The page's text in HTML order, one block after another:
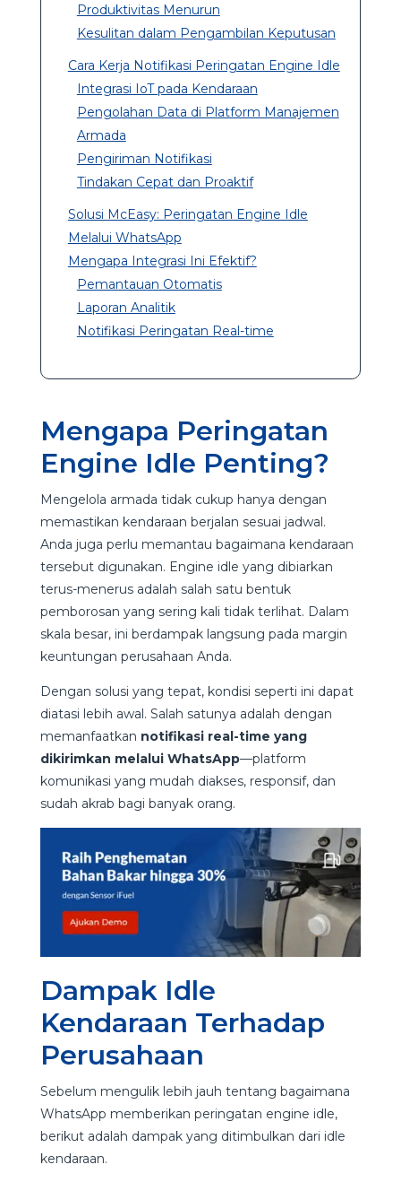
Produktivitas Menurun
Kesulitan dalam Pengambilan Keputusan
Cara Kerja Notifikasi Peringatan Engine Idle
Integrasi IoT pada Kendaraan
Pengolahan Data di Platform Manajemen
Armada
Pengiriman Notifikasi
Tindakan Cepat dan Proaktif
Solusi McEasy: Peringatan Engine Idle
Melalui WhatsApp
Mengapa Integrasi Ini Efektif?
Pemantauan Otomatis
Laporan Analitik
Notifikasi Peringatan Real-time
Mengapa Peringatan
Engine Idle Penting?
Mengelola armada tidak cukup hanya dengan
memastikan kendaraan berjalan sesuai jadwal.
Anda juga perlu memantau bagaimana kendaraan
tersebut digunakan. Engine idle yang dibiarkan
terus-menerus adalah salah satu bentuk
pemborosan yang sering kali tidak terlihat. Dalam
skala besar, ini berdampak langsung pada margin
keuntungan perusahaan Anda.
Dengan solusi yang tepat, kondisi seperti ini dapat
diatasi lebih awal. Salah satunya adalah dengan
memanfaatkan notifikasi real-time yang
dikirimkan melalui WhatsApp—platform
komunikasi yang mudah diakses, responsif, dan
sudah akrab bagi banyak orang.
Dampak Idle
Kendaraan Terhadap
Perusahaan
Sebelum mengulik lebih jauh tentang bagaimana
WhatsApp memberikan peringatan engine idle,
berikut adalah dampak yang ditimbulkan dari idle
kendaraan.